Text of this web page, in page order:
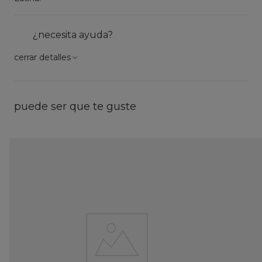
¿necesita ayuda?
cerrar detalles
puede ser que te guste